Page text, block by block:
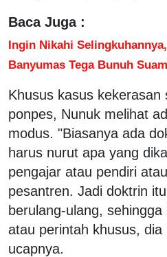
Baca Juga :
Ingin Nikahi
Banyumas Tega Bunuh
Khusus kasus kekerasan
ponpes, Nunuk melihat
modus. "Biasanya ada
harus nurut apa yang
pengajar atau pendiri
pesantren. Jadi doktrin
berulang-ulang,
atau perintah khusus,
ucapnya.